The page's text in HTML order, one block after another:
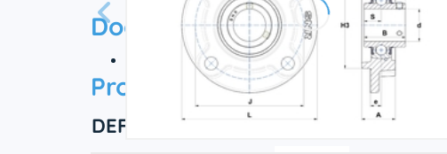
Documentation
Fiche technique
Product information
DEFINITION TECHNIQUE